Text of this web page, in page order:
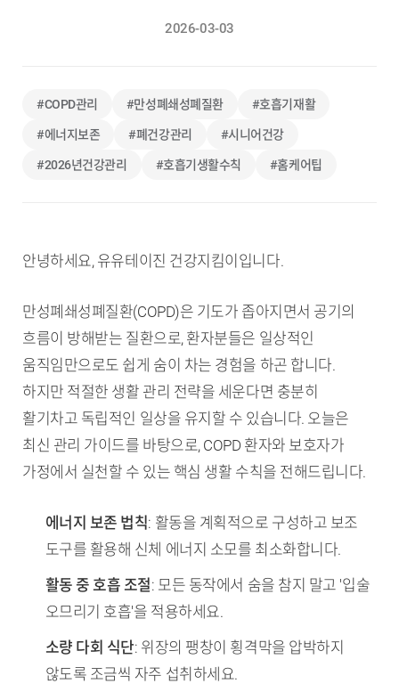
2026-03-03
#COPD관리 #만성폐쇄성폐질환 #호흡기재활
#에너지보존 #폐건강관리 #시니어건강
#2026년건강관리 #호흡기생활수칙 #홈케어팁
안녕하세요, 유유테이진 건강지킴이입니다.
만성폐쇄성폐질환(COPD)은 기도가 좁아지면서 공기의
흐름이 방해받는 질환으로, 환자분들은 일상적인
움직임만으로도 쉽게 숨이 차는 경험을 하곤 합니다.
하지만 적절한 생활 관리 전략을 세운다면 충분히
활기차고 독립적인 일상을 유지할 수 있습니다. 오늘은
최신 관리 가이드를 바탕으로, COPD 환자와 보호자가
가정에서 실천할 수 있는 핵심 생활 수칙을 전해드립니다.
TL;DR (핵심 요약)
에너지 보존 법칙: 활동을 계획적으로 구성하고 보조
도구를 활용해 신체 에너지 소모를 최소화합니다.
활동 중 호흡 조절: 모든 동작에서 숨을 참지 말고 '입술
오므리기 호흡'을 적용하세요.
소량 다회 식단: 위장의 팽창이 횡격막을 압박하지
않도록 조금씩 자주 섭취하세요.